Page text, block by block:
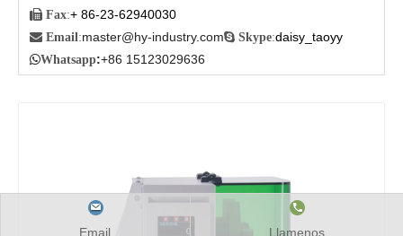
 Fax:+ 86-23-62940030
 Email :master@hy-industry.com Skype:daisy_taoyy
Whatsapp:+86 15123029636
Email Llamenos